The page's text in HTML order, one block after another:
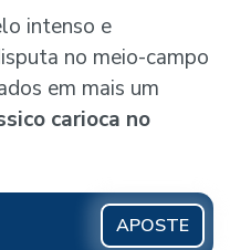
intenso e
no meio-campo
em mais um
carioca no
APOSTE